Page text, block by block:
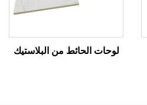
لوحات الحائط من البلاستيك